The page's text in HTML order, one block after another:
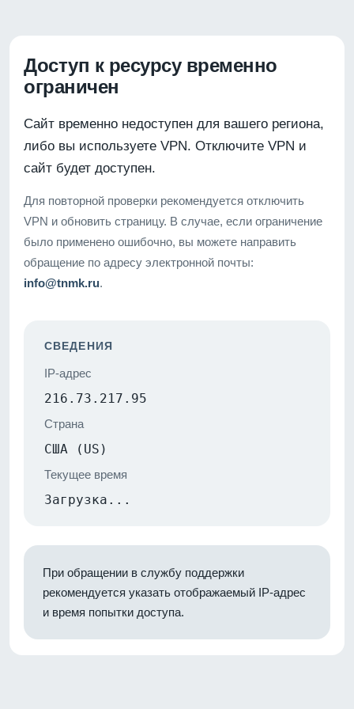
Доступ к ресурсу временно
ограничен
Сайт временно недоступен для вашего региона,
либо вы используете VPN. Отключите VPN и
сайт будет доступен.
Для повторной проверки рекомендуется отключить
VPN и обновить страницу. В случае, если ограничение
было применено ошибочно, вы можете направить
обращение по адресу электронной почты:
info@tnmk.ru.
СВЕДЕНИЯ
IP-адрес
216.73.217.95
Страна
США (US)
Текущее время
Загрузка...
При обращении в службу поддержки
рекомендуется указать отображаемый IP-адрес
и время попытки доступа.